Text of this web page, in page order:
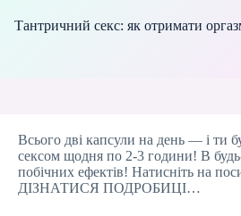
Тантричний секс: як отримати
Всього дві капсули на день — і ти
сексом щодня по 2-3 години! В будь-
побічних ефектів! Натисніть на
ДІЗНАТИСЯ ПОДРОБИЦІ…